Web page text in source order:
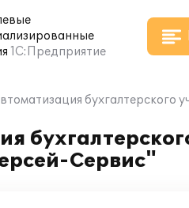
1С:Предприятие
бухгалтерского
Сервис"